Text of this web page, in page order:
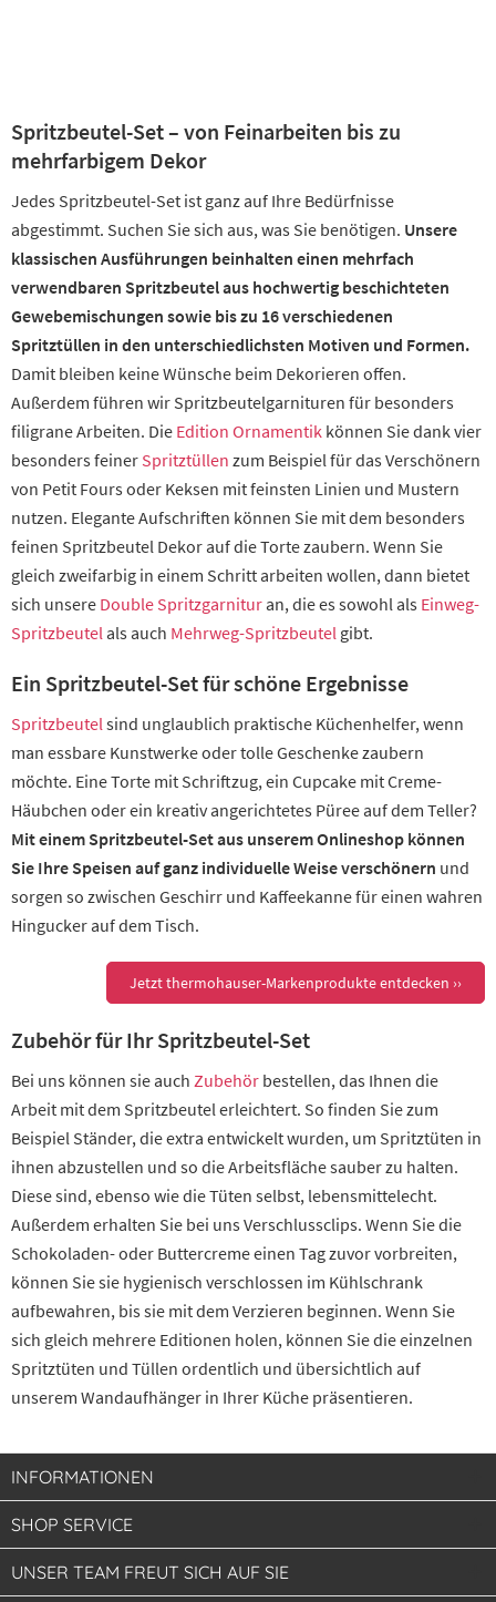
Spritzbeutel-Set – von Feinarbeiten bis zu
mehrfarbigem Dekor
Jedes Spritzbeutel-Set ist ganz auf Ihre Bedürfnisse
abgestimmt. Suchen Sie sich aus, was Sie benötigen. Unsere
klassischen Ausführungen beinhalten einen mehrfach
verwendbaren Spritzbeutel aus hochwertig beschichteten
Gewebemischungen sowie bis zu 16 verschiedenen
Spritztüllen in den unterschiedlichsten Motiven und Formen.
Damit bleiben keine Wünsche beim Dekorieren offen.
Außerdem führen wir Spritzbeutelgarnituren für besonders
filigrane Arbeiten. Die Edition Ornamentik können Sie dank vier
besonders feiner Spritztüllen zum Beispiel für das Verschönern
von Petit Fours oder Keksen mit feinsten Linien und Mustern
nutzen. Elegante Aufschriften können Sie mit dem besonders
feinen Spritzbeutel Dekor auf die Torte zaubern. Wenn Sie
gleich zweifarbig in einem Schritt arbeiten wollen, dann bietet
sich unsere Double Spritzgarnituran, die es sowohl als Einweg-
Spritzbeutelals auch Mehrweg-Spritzbeutel gibt.
Ein Spritzbeutel-Set für schöne Ergebnisse
Spritzbeutelsind unglaublich praktische Küchenhelfer, wenn
man essbare Kunstwerke oder tolle Geschenke zaubern
möchte. Eine Torte mit Schriftzug, ein Cupcake mit Creme-
Häubchen oder ein kreativ angerichtetes Püree auf dem Teller?
Mit einem Spritzbeutel-Set aus unserem Onlineshop können
Sie Ihre Speisen auf ganz individuelle Weise verschönern und
sorgen so zwischen Geschirr und Kaffeekanne für einen wahren
Hingucker auf dem Tisch.
Jetzt thermohauser-Markenprodukte entdecken ››
Zubehör für Ihr Spritzbeutel-Set
Bei uns können sie auch Zubehör bestellen, das Ihnen die
Arbeit mit dem Spritzbeutel erleichtert. So finden Sie zum
Beispiel Ständer, die extra entwickelt wurden, um Spritztüten in
ihnen abzustellen und so die Arbeitsfläche sauber zu halten.
Diese sind, ebenso wie die Tüten selbst, lebensmittelecht.
Außerdem erhalten Sie bei uns Verschlussclips. Wenn Sie die
Schokoladen- oder Buttercreme einen Tag zuvor vorbreiten,
können Sie sie hygienisch verschlossen im Kühlschrank
aufbewahren, bis sie mit dem Verzieren beginnen. Wenn Sie
sich gleich mehrere Editionen holen, können Sie die einzelnen
Spritztüten und Tüllen ordentlich und übersichtlich auf
unserem Wandaufhänger in Ihrer Küche präsentieren.
INFORMATIONEN
SHOP SERVICE
UNSER TEAM FREUT SICH AUF SIE